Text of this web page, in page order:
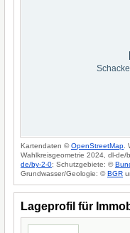
Kartendaten ©OpenStreetMap
Wahlkreisgeometrie 2024, dl-
de/by-2-0; Schutzgebiete: ©
Grundwasser/Geologie: ©BGR
Lageprofil für